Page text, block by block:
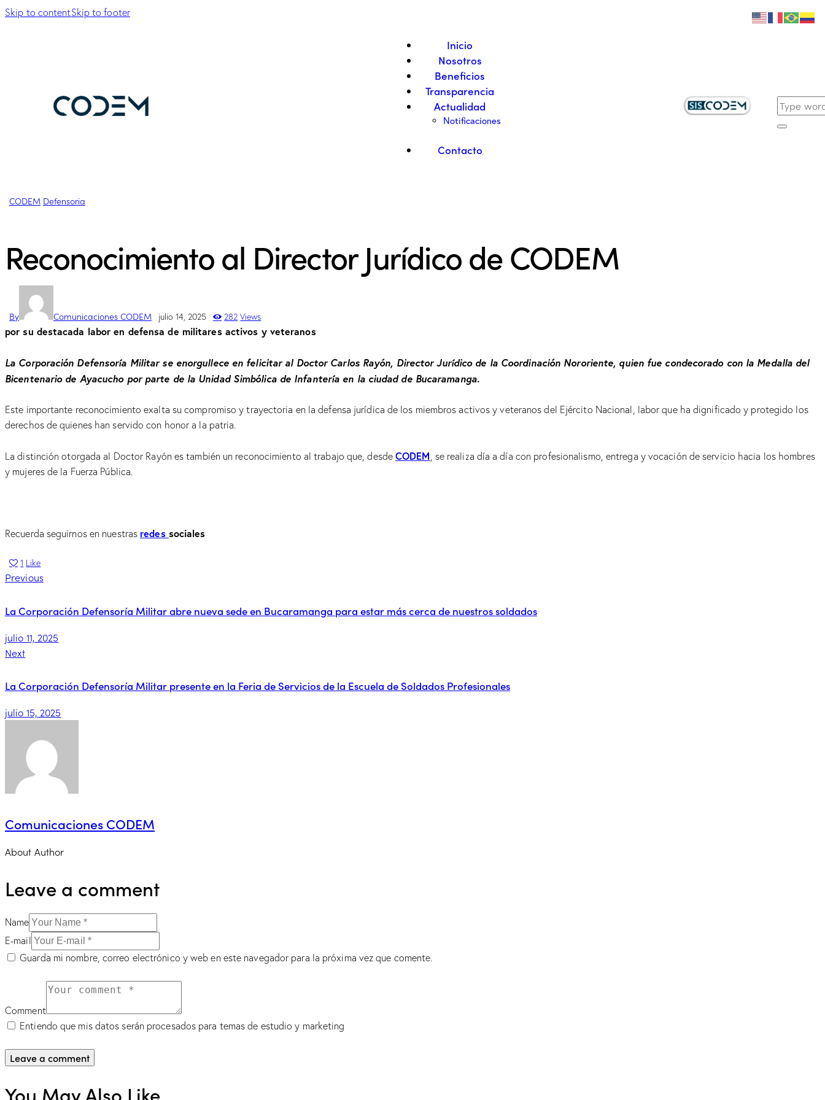
Skip to contentSkip to footer
Inicio
Nosotros
Beneficios
Transparencia
Actualidad
Notificaciones
Contacto
CODEM Defensoria
Reconocimiento al Director Jurídico de CODEM
By Comunicaciones CODEM julio 14, 2025 282 Views
por su destacada labor en defensa de militares activos y veteranos
La Corporación Defensoría Militar se enorgullece en felicitar al Doctor Carlos Rayón, Director Jurídico de la Coordinación Nororiente, quien fue condecorado con la Medalla del
Bicentenario de Ayacucho por parte de la Unidad Simbólica de Infantería en la ciudad de Bucaramanga.
Este importante reconocimiento exalta su compromiso y trayectoria en la defensa jurídica de los miembros activos y veteranos del Ejército Nacional, labor que ha dignificado y protegido los
derechos de quienes han servido con honor a la patria.
La distinción otorgada al Doctor Rayón es también un reconocimiento al trabajo que, desde CODEM, se realiza día a día con profesionalismo, entrega y vocación de servicio hacia los hombres
y mujeres de la Fuerza Pública.
Recuerda seguirnos en nuestras redes sociales
1 Like
Previous
La Corporación Defensoría Militar abre nueva sede en Bucaramanga para estar más cerca de nuestros soldados
julio 11, 2025
Next
La Corporación Defensoría Militar presente en la Feria de Servicios de la Escuela de Soldados Profesionales
julio 15, 2025
Comunicaciones CODEM
About Author
Leave a comment
Name
E-mail
Guarda mi nombre, correo electrónico y web en este navegador para la próxima vez que comente.
Comment
Entiendo que mis datos serán procesados para temas de estudio y marketing
You May Also Like